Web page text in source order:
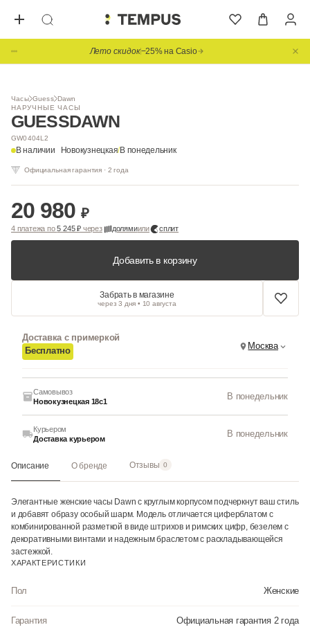
Лето скидок−25% на Casio
Часы Guess Dawn
НАРУЧНЫЕ ЧАСЫ
GUESSDAWN
GW0404L2
В наличии Новокузнецкая/В понедельник
Официальная гарантия · 2 года
1/ 5
20 980 ₽
4 платежа по5 245 ₽через долямиили сплит
Добавить в корзину
Забрать в магазине
через 3 дня • 10 августа
Доставка с примеркой
Бесплатно
Москва
Самовывоз
Новокузнецкая 18с1
В понедельник
Курьером
Доставка курьером
В понедельник
Описание О бренде Отзывы 0
Элегантные женские часы Dawn с круглым корпусом подчеркнут ваш стиль
и добавят образу особый шарм. Модель отличается циферблатом с
комбинированной разметкой в виде штрихов и римских цифр, безелем с
декоративными винтами и надежным браслетом с раскладывающейся
застежкой.
ХАРАКТЕРИСТИКИ
Пол Женские
Гарантия Официальная гарантия 2 года